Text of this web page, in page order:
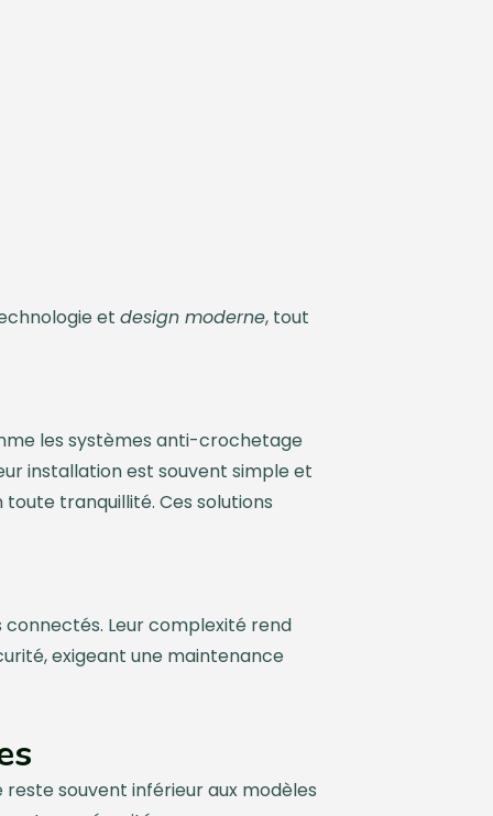
et design moderne, tout
les systèmes anti-crochetage
installation est souvent simple et
tranquillité. Ces solutions
Leur complexité rend
exigeant une maintenance
souvent inférieur aux modèles